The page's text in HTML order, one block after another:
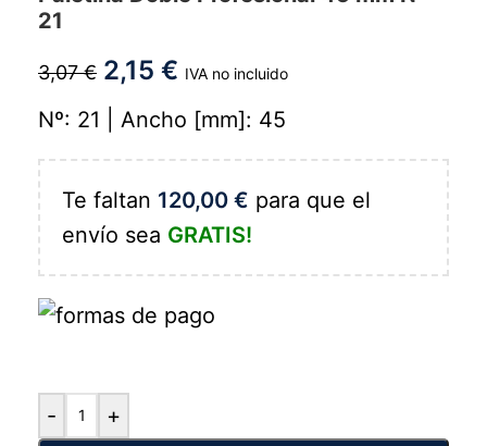
21
3,07€ 2,15 € IVA no incluido
Nº: 21 | Ancho [mm]: 45
Te faltan 120,00 € para que el
envío sea GRATIS!
- +